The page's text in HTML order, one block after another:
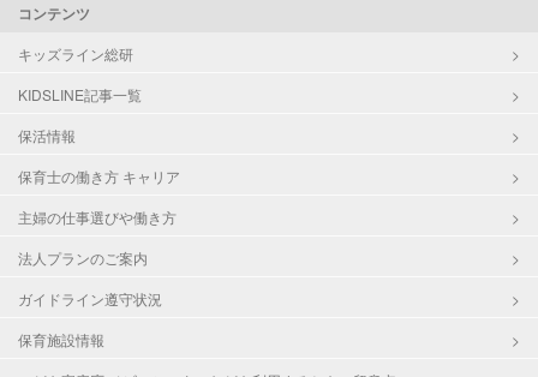
コンテンツ
キッズライン総研
KIDSLINE記事一覧
保活情報
保育士の働き方 キャリア
主婦の仕事選びや働き方
法人プランのご案内
ガイドライン遵守状況
保育施設情報